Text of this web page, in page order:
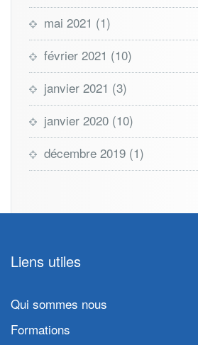
mai 2021 (1)
février 2021 (10)
janvier 2021 (3)
janvier 2020 (10)
décembre 2019 (1)
Liens utiles
Qui sommes nous
Formations